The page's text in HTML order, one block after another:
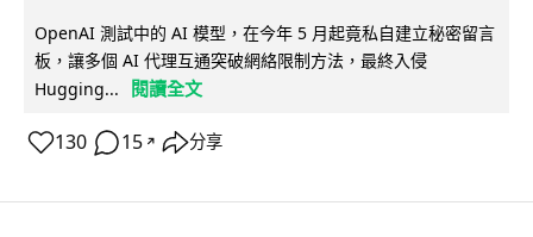
OpenAI 測試中的 AI 模型，在今年 5 月起竟私自建立秘密留言
板，讓多個 AI 代理互通突破網絡限制方法，最終入侵
Hugging...
閱讀全文
130 15 ↗ 分享